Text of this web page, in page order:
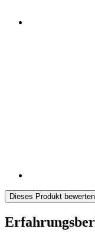
Dieses Produkt bewerten